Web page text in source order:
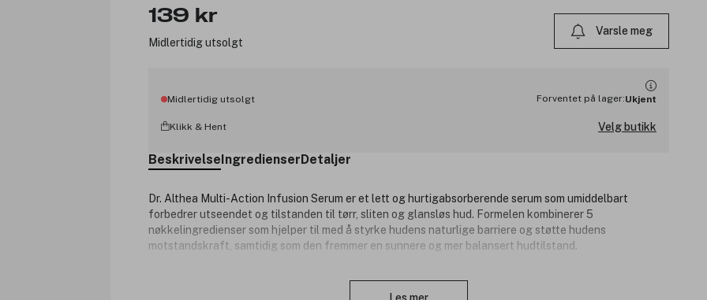
139 kr
Midlertidig utsolgt
Varsle meg
Midlertidig utsolgt Forventet på lager:Ukjent
Klikk & Hent Velg butikk
BeskrivelseIngredienserDetaljer
Dr. Althea Multi-Action Infusion Serum er et lett og hurtigabsorberende serum som umiddelbart
forbedrer utseendet og tilstanden til tørr, sliten og glansløs hud. Formelen kombinerer 5
nøkkelingredienser som hjelper til med å styrke hudens naturlige barriere og støtte hudens
motstandskraft, samtidig som den fremmer en sunnere og mer balansert hudtilstand.